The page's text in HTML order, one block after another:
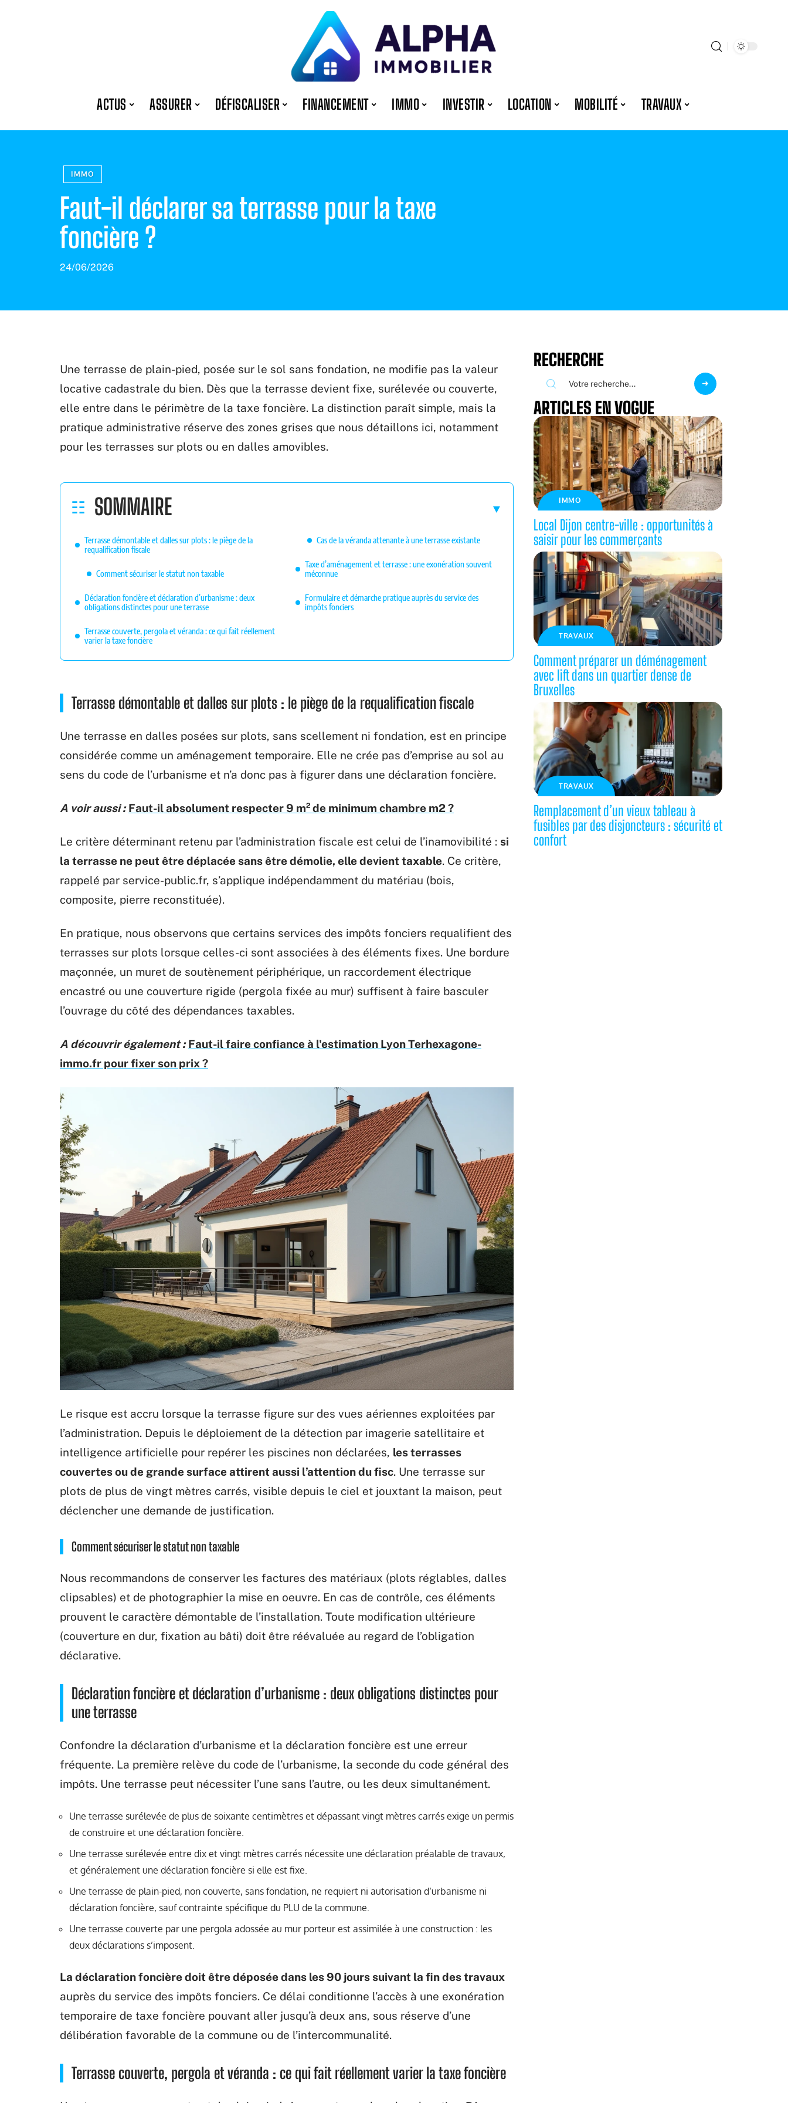
ACTUS ASSURER DÉFISCALISER FINANCEMENT IMMO INVESTIR LOCATION MOBILITÉ TRAVAUX
IMMO
Faut-il déclarer sa terrasse pour la taxe
foncière ?
24/06/2026
Une terrasse de plain-pied, posée sur le sol sans fondation, ne modifie pas la valeur
locative cadastrale du bien. Dès que la terrasse devient fixe, surélevée ou couverte,
elle entre dans le périmètre de la taxe foncière. La distinction paraît simple, mais la
pratique administrative réserve des zones grises que nous détaillons ici, notamment
pour les terrasses sur plots ou en dalles amovibles.
SOMMAIRE
Terrasse démontable et dalles sur plots : le piège de la
requalification fiscale
Comment sécuriser le statut non taxable
Déclaration foncière et déclaration d’urbanisme : deux
obligations distinctes pour une terrasse
Terrasse couverte, pergola et véranda : ce qui fait réellement
varier la taxe foncière
Cas de la véranda attenante à une terrasse existante
Taxe d’aménagement et terrasse : une exonération souvent
méconnue
Formulaire et démarche pratique auprès du service des
impôts fonciers
Terrasse démontable et dalles sur plots : le piège de la requalification fiscale
Une terrasse en dalles posées sur plots, sans scellement ni fondation, est en principe
considérée comme un aménagement temporaire. Elle ne crée pas d’emprise au sol au
sens du code de l’urbanisme et n’a donc pas à figurer dans une déclaration foncière.
A voir aussi : Faut-il absolument respecter 9 m² de minimum chambre m2 ?
Le critère déterminant retenu par l’administration fiscale est celui de l’inamovibilité : si
la terrasse ne peut être déplacée sans être démolie, elle devient taxable. Ce critère,
rappelé par service-public.fr, s’applique indépendamment du matériau (bois,
composite, pierre reconstituée).
En pratique, nous observons que certains services des impôts fonciers requalifient des
terrasses sur plots lorsque celles-ci sont associées à des éléments fixes. Une bordure
maçonnée, un muret de soutènement périphérique, un raccordement électrique
encastré ou une couverture rigide (pergola fixée au mur) suffisent à faire basculer
l’ouvrage du côté des dépendances taxables.
A découvrir également : Faut-il faire confiance à l'estimation Lyon Terhexagone-
immo.fr pour fixer son prix ?
Le risque est accru lorsque la terrasse figure sur des vues aériennes exploitées par
l’administration. Depuis le déploiement de la détection par imagerie satellitaire et
intelligence artificielle pour repérer les piscines non déclarées, les terrasses
couvertes ou de grande surface attirent aussi l’attention du fisc. Une terrasse sur
plots de plus de vingt mètres carrés, visible depuis le ciel et jouxtant la maison, peut
déclencher une demande de justification.
Comment sécuriser le statut non taxable
Nous recommandons de conserver les factures des matériaux (plots réglables, dalles
clipsables) et de photographier la mise en oeuvre. En cas de contrôle, ces éléments
prouvent le caractère démontable de l’installation. Toute modification ultérieure
(couverture en dur, fixation au bâti) doit être réévaluée au regard de l’obligation
déclarative.
Déclaration foncière et déclaration d’urbanisme : deux obligations distinctes pour
une terrasse
Confondre la déclaration d’urbanisme et la déclaration foncière est une erreur
fréquente. La première relève du code de l’urbanisme, la seconde du code général des
impôts. Une terrasse peut nécessiter l’une sans l’autre, ou les deux simultanément.
Une terrasse surélevée de plus de soixante centimètres et dépassant vingt mètres carrés exige un permis
de construire et une déclaration foncière.
Une terrasse surélevée entre dix et vingt mètres carrés nécessite une déclaration préalable de travaux,
et généralement une déclaration foncière si elle est fixe.
Une terrasse de plain-pied, non couverte, sans fondation, ne requiert ni autorisation d’urbanisme ni
déclaration foncière, sauf contrainte spécifique du PLU de la commune.
Une terrasse couverte par une pergola adossée au mur porteur est assimilée à une construction : les
deux déclarations s’imposent.
La déclaration foncière doit être déposée dans les 90 jours suivant la fin des travaux
auprès du service des impôts fonciers. Ce délai conditionne l’accès à une exonération
temporaire de taxe foncière pouvant aller jusqu’à deux ans, sous réserve d’une
délibération favorable de la commune ou de l’intercommunalité.
Terrasse couverte, pergola et véranda : ce qui fait réellement varier la taxe foncière
RECHERCHE
ARTICLES EN VOGUE
IMMO
Local Dijon centre-ville : opportunités à
saisir pour les commerçants
TRAVAUX
Comment préparer un déménagement
avec lift dans un quartier dense de
Bruxelles
TRAVAUX
Remplacement d’un vieux tableau à
fusibles par des disjoncteurs : sécurité et
confort